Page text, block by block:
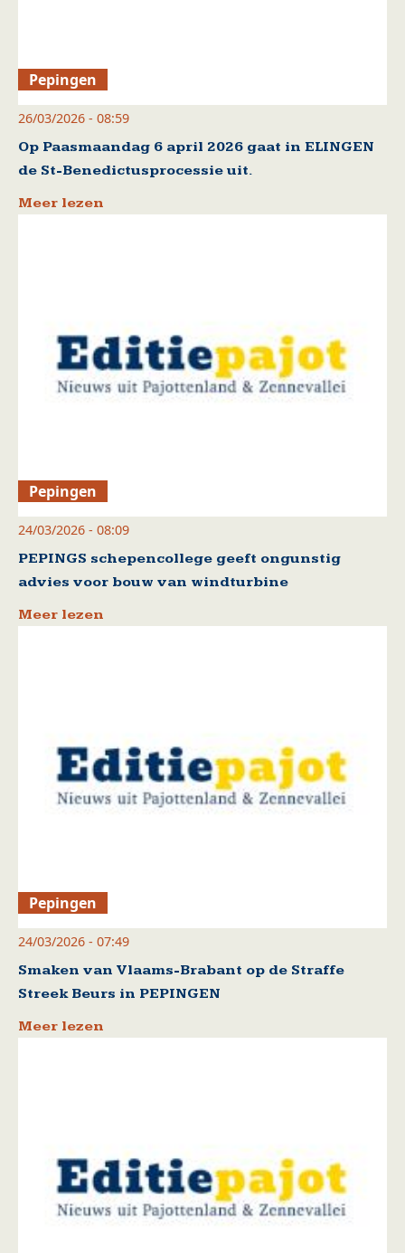
Pepingen
26/03/2026 - 08:59
Op Paasmaandag 6 april 2026 gaat in ELINGEN
de St-Benedictusprocessie uit.
Meer lezen
Pepingen
24/03/2026 - 08:09
PEPINGS schepencollege geeft ongunstig
advies voor bouw van windturbine
Meer lezen
Pepingen
24/03/2026 - 07:49
Smaken van Vlaams-Brabant op de Straffe
Streek Beurs in PEPINGEN
Meer lezen